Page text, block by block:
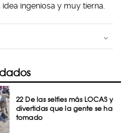
ingeniosa y muy tierna.
22 De las selfies más LOCAS y
divertidas que la gente se ha
tomado